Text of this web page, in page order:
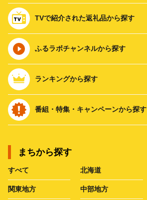
TVで紹介された返礼品から探す
ふるラボチャンネルから探す
ランキングから探す
番組・特集・キャンペーンから探す
まちから探す
すべて 北海道
関東地方 中部地方